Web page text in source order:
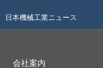
日本機械工業ニュース
会社案内